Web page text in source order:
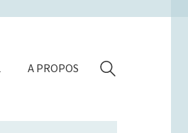
A PROPOS